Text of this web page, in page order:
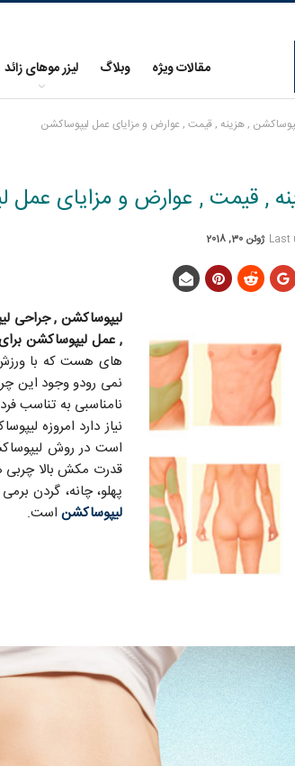
مقالات ویژه وبلاگ لیزر موهای زائد
, هزینه , قیمت , عوارض و مزایای عمل لیپوساکشن
, قیمت , عوارض و مزایای عمل
Last ژوئن 30, 2018
لیپوساکشن , جراحی
, عمل لیپوساکشن
های هست که با
نمی رودو وجود این
نامناسبی به تناسب
نیاز دارد امروزه
است در روش
قدرت مکش بالا چربی
پهلو، چانه، گردن
لیپوساکشن است.